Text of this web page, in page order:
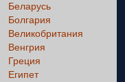
Беларусь
Болгария
Великобритания
Венгрия
Греция
Египет